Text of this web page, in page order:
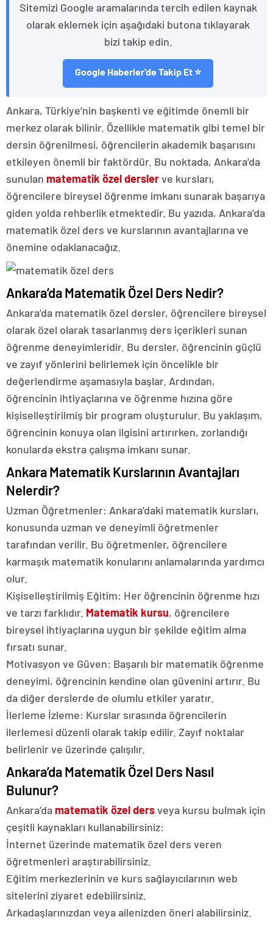
Sitemizi Google aramalarında tercih edilen kaynak
olarak eklemek için aşağıdaki butona tıklayarak
bizi takip edin.
Google Haberler'de Takip Et ⭐
Ankara, Türkiye’nin başkenti ve eğitimde önemli bir
merkez olarak bilinir. Özellikle matematik gibi temel bir
dersin öğrenilmesi, öğrencilerin akademik başarısını
etkileyen önemli bir faktördür. Bu noktada, Ankara’da
sunulan matematik özel derslerve kursları,
öğrencilere bireysel öğrenme imkanı sunarak başarıya
giden yolda rehberlik etmektedir. Bu yazıda, Ankara’da
matematik özel ders ve kurslarının avantajlarına ve
önemine odaklanacağız.
Ankara’da Matematik Özel Ders Nedir?
Ankara’da matematik özel dersler, öğrencilere bireysel
olarak özel olarak tasarlanmış ders içerikleri sunan
öğrenme deneyimleridir. Bu dersler, öğrencinin güçlü
ve zayıf yönlerini belirlemek için öncelikle bir
değerlendirme aşamasıyla başlar. Ardından,
öğrencinin ihtiyaçlarına ve öğrenme hızına göre
kişiselleştirilmiş bir program oluşturulur. Bu yaklaşım,
öğrencinin konuya olan ilgisini artırırken, zorlandığı
konularda ekstra çalışma imkanı sunar.
Ankara Matematik Kurslarının Avantajları
Nelerdir?
Uzman Öğretmenler: Ankara’daki matematik kursları,
konusunda uzman ve deneyimli öğretmenler
tarafından verilir. Bu öğretmenler, öğrencilere
karmaşık matematik konularını anlamalarında yardımcı
olur.
Kişiselleştirilmiş Eğitim: Her öğrencinin öğrenme hızı
ve tarzı farklıdır. Matematik kursu, öğrencilere
bireysel ihtiyaçlarına uygun bir şekilde eğitim alma
fırsatı sunar.
Motivasyon ve Güven: Başarılı bir matematik öğrenme
deneyimi, öğrencinin kendine olan güvenini artırır. Bu
da diğer derslerde de olumlu etkiler yaratır.
İlerleme İzleme: Kurslar sırasında öğrencilerin
ilerlemesi düzenli olarak takip edilir. Zayıf noktalar
belirlenir ve üzerinde çalışılır.
Ankara’da Matematik Özel Ders Nasıl
Bulunur?
Ankara’da matematik özel dersveya kursu bulmak için
çeşitli kaynakları kullanabilirsiniz:
İnternet üzerinde matematik özel ders veren
öğretmenleri araştırabilirsiniz.
Eğitim merkezlerinin ve kurs sağlayıcılarının web
sitelerini ziyaret edebilirsiniz.
Arkadaşlarınızdan veya ailenizden öneri alabilirsiniz.